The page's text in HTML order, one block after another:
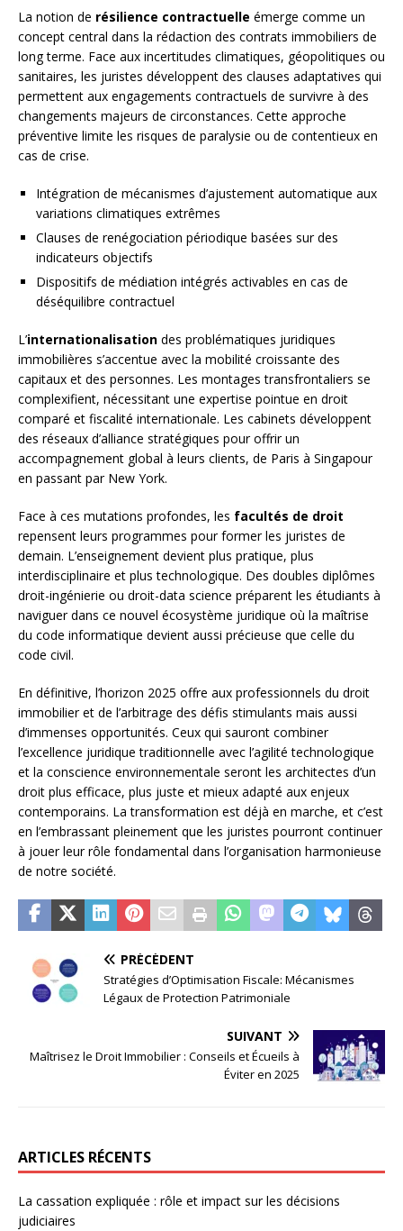
La notion de résilience contractuelle émerge comme un
concept central dans la rédaction des contrats immobiliers de
long terme. Face aux incertitudes climatiques, géopolitiques ou
sanitaires, les juristes développent des clauses adaptatives qui
permettent aux engagements contractuels de survivre à des
changements majeurs de circonstances. Cette approche
préventive limite les risques de paralysie ou de contentieux en
cas de crise.
Intégration de mécanismes d’ajustement automatique aux
variations climatiques extrêmes
Clauses de renégociation périodique basées sur des
indicateurs objectifs
Dispositifs de médiation intégrés activables en cas de
déséquilibre contractuel
L’internationalisation des problématiques juridiques
immobilières s’accentue avec la mobilité croissante des
capitaux et des personnes. Les montages transfrontaliers se
complexifient, nécessitant une expertise pointue en droit
comparé et fiscalité internationale. Les cabinets développent
des réseaux d’alliance stratégiques pour offrir un
accompagnement global à leurs clients, de Paris à Singapour
en passant par New York.
Face à ces mutations profondes, les facultés de droit
repensent leurs programmes pour former les juristes de
demain. L’enseignement devient plus pratique, plus
interdisciplinaire et plus technologique. Des doubles diplômes
droit-ingénierie ou droit-data science préparent les étudiants à
naviguer dans ce nouvel écosystème juridique où la maîtrise
du code informatique devient aussi précieuse que celle du
code civil.
En définitive, l’horizon 2025 offre aux professionnels du droit
immobilier et de l’arbitrage des défis stimulants mais aussi
d’immenses opportunités. Ceux qui sauront combiner
l’excellence juridique traditionnelle avec l’agilité technologique
et la conscience environnementale seront les architectes d’un
droit plus efficace, plus juste et mieux adapté aux enjeux
contemporains. La transformation est déjà en marche, et c’est
en l’embrassant pleinement que les juristes pourront continuer
à jouer leur rôle fondamental dans l’organisation harmonieuse
de notre société.
PRÉCÉDENT
Stratégies d’Optimisation Fiscale: Mécanismes
Légaux de Protection Patrimoniale
SUIVANT
Maîtrisez le Droit Immobilier : Conseils et Écueils à
Éviter en 2025
ARTICLES RÉCENTS
La cassation expliquée : rôle et impact sur les décisions
judiciaires